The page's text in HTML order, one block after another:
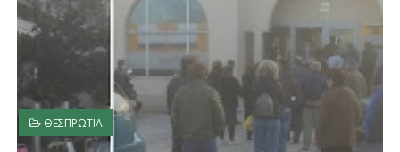
ΘΕΣΠΡΩΤΙΑ